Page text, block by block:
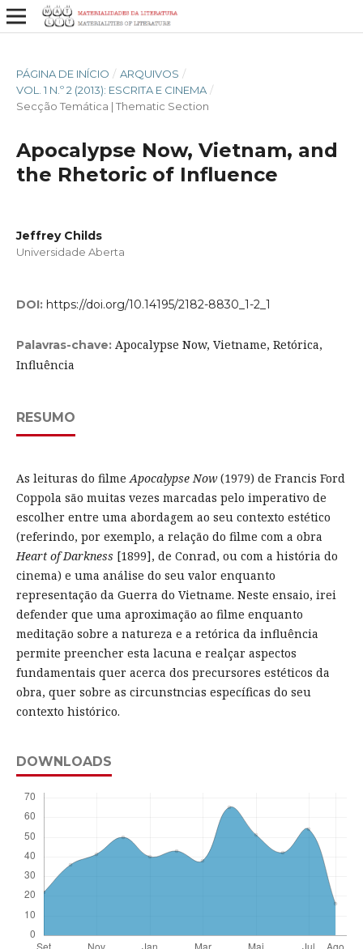
PÁGINA DE INÍCIO / ARQUIVOS /
VOL. 1 N.º 2 (2013): ESCRITA E CINEMA /
Secção Temática | Thematic Section
Apocalypse Now, Vietnam, and
the Rhetoric of Influence
Jeffrey Childs
Universidade Aberta
DOI: https://doi.org/10.14195/2182-8830_1-2_1
Palavras-chave: Apocalypse Now, Vietname, Retórica,
Influência
RESUMO
As leituras do filmeApocalypse Now(1979) de Francis Ford
Coppola são muitas vezes marcadas pelo imperativo de
escolher entre uma abordagem ao seu contexto estético
(referindo, por exemplo, a relação do filme com a obra
Heart of Darkness [1899], de Conrad, ou com a história do
cinema) e uma análise do seu valor enquanto
representação da Guerra do Vietname. Neste ensaio, irei
defender que uma aproximação ao filme enquanto
meditação sobre a natureza e a retórica da influência
permite preencher esta lacuna e realçar aspectos
fundamentais quer acerca dos precursores estéticos da
obra, quer sobre as circunstncias específicas do seu
contexto histórico.
DOWNLOADS